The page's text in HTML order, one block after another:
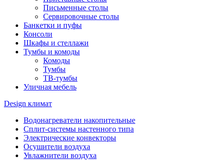
Письменные столы
Сервировочные столы
Банкетки и пуфы
Консоли
Шкафы и стеллажи
Тумбы и комоды
Комоды
Тумбы
ТВ-тумбы
Уличная мебель
Design климат
Водонагреватели накопительные
Сплит-системы настенного типа
Электрические конвекторы
Осушители воздуха
Увлажнители воздуха